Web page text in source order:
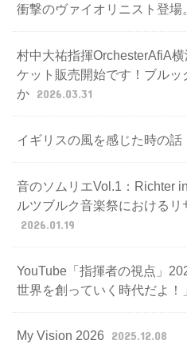
衝撃のヴァイオリニスト登場
村中大祐指揮OrchesterAfiA
ケット販売開始です！ブルッ
か 2026.03.31
イギリスの風を感じた時の話
音のソムリエVol.1：Richter
ルツブルク音楽祭における
2026.01.19
YouTube「指揮者の視点」
世界を創っていく時代だよ！
My Vision 2026 2025.12.08